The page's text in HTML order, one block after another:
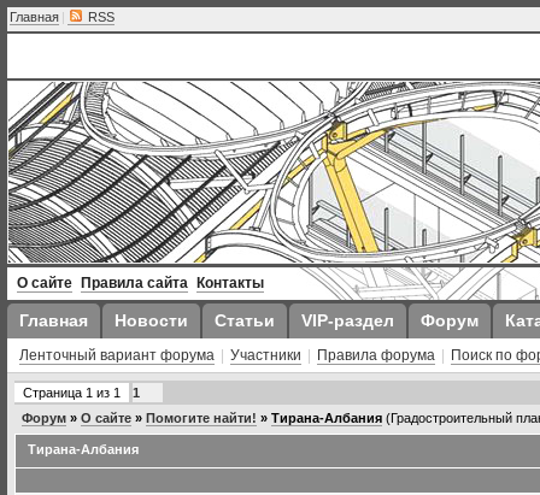
Главная | RSS
О сайте Правила сайта Контакты
Главная Новости Статьи VIP-раздел Форум
Ленточный вариант форума Участники Правила форума Поиск по
Страница 1 из 1
1
Форум » О сайте » Помогите найти! » Тирана-Албания (Градостроительный
Тирана-Албания